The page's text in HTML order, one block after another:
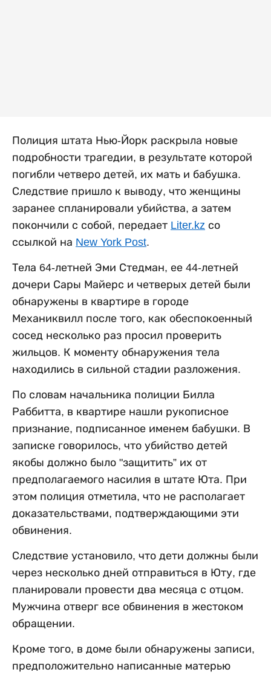
Полиция штата Нью-Йорк раскрыла новые
подробности трагедии, в результате которой
погибли четверо детей, их мать и бабушка.
Следствие пришло к выводу, что женщины
заранее спланировали убийства, а затем
покончили с собой, передает Liter.kz со
ссылкой на New York Post.
Тела 64-летней Эми Стедман, ее 44-летней
дочери Сары Майерс и четверых детей были
обнаружены в квартире в городе
Механиквилл после того, как обеспокоенный
сосед несколько раз просил проверить
жильцов. К моменту обнаружения тела
находились в сильной стадии разложения.
По словам начальника полиции Билла
Раббитта, в квартире нашли рукописное
признание, подписанное именем бабушки. В
записке говорилось, что убийство детей
якобы должно было "защитить” их от
предполагаемого насилия в штате Юта. При
этом полиция отметила, что не располагает
доказательствами, подтверждающими эти
обвинения.
Следствие установило, что дети должны были
через несколько дней отправиться в Юту, где
планировали провести два месяца с отцом.
Мужчина отверг все обвинения в жестоком
обращении.
Кроме того, в доме были обнаружены записи,
предположительно написанные матерью